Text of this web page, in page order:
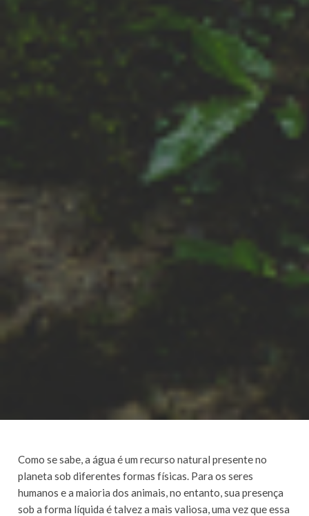
Como se sabe, a água é um recurso natural presente no
planeta sob diferentes formas físicas. Para os seres
humanos e a maioria dos animais, no entanto, sua presença
sob a forma líquida é talvez a mais valiosa, uma vez que essa